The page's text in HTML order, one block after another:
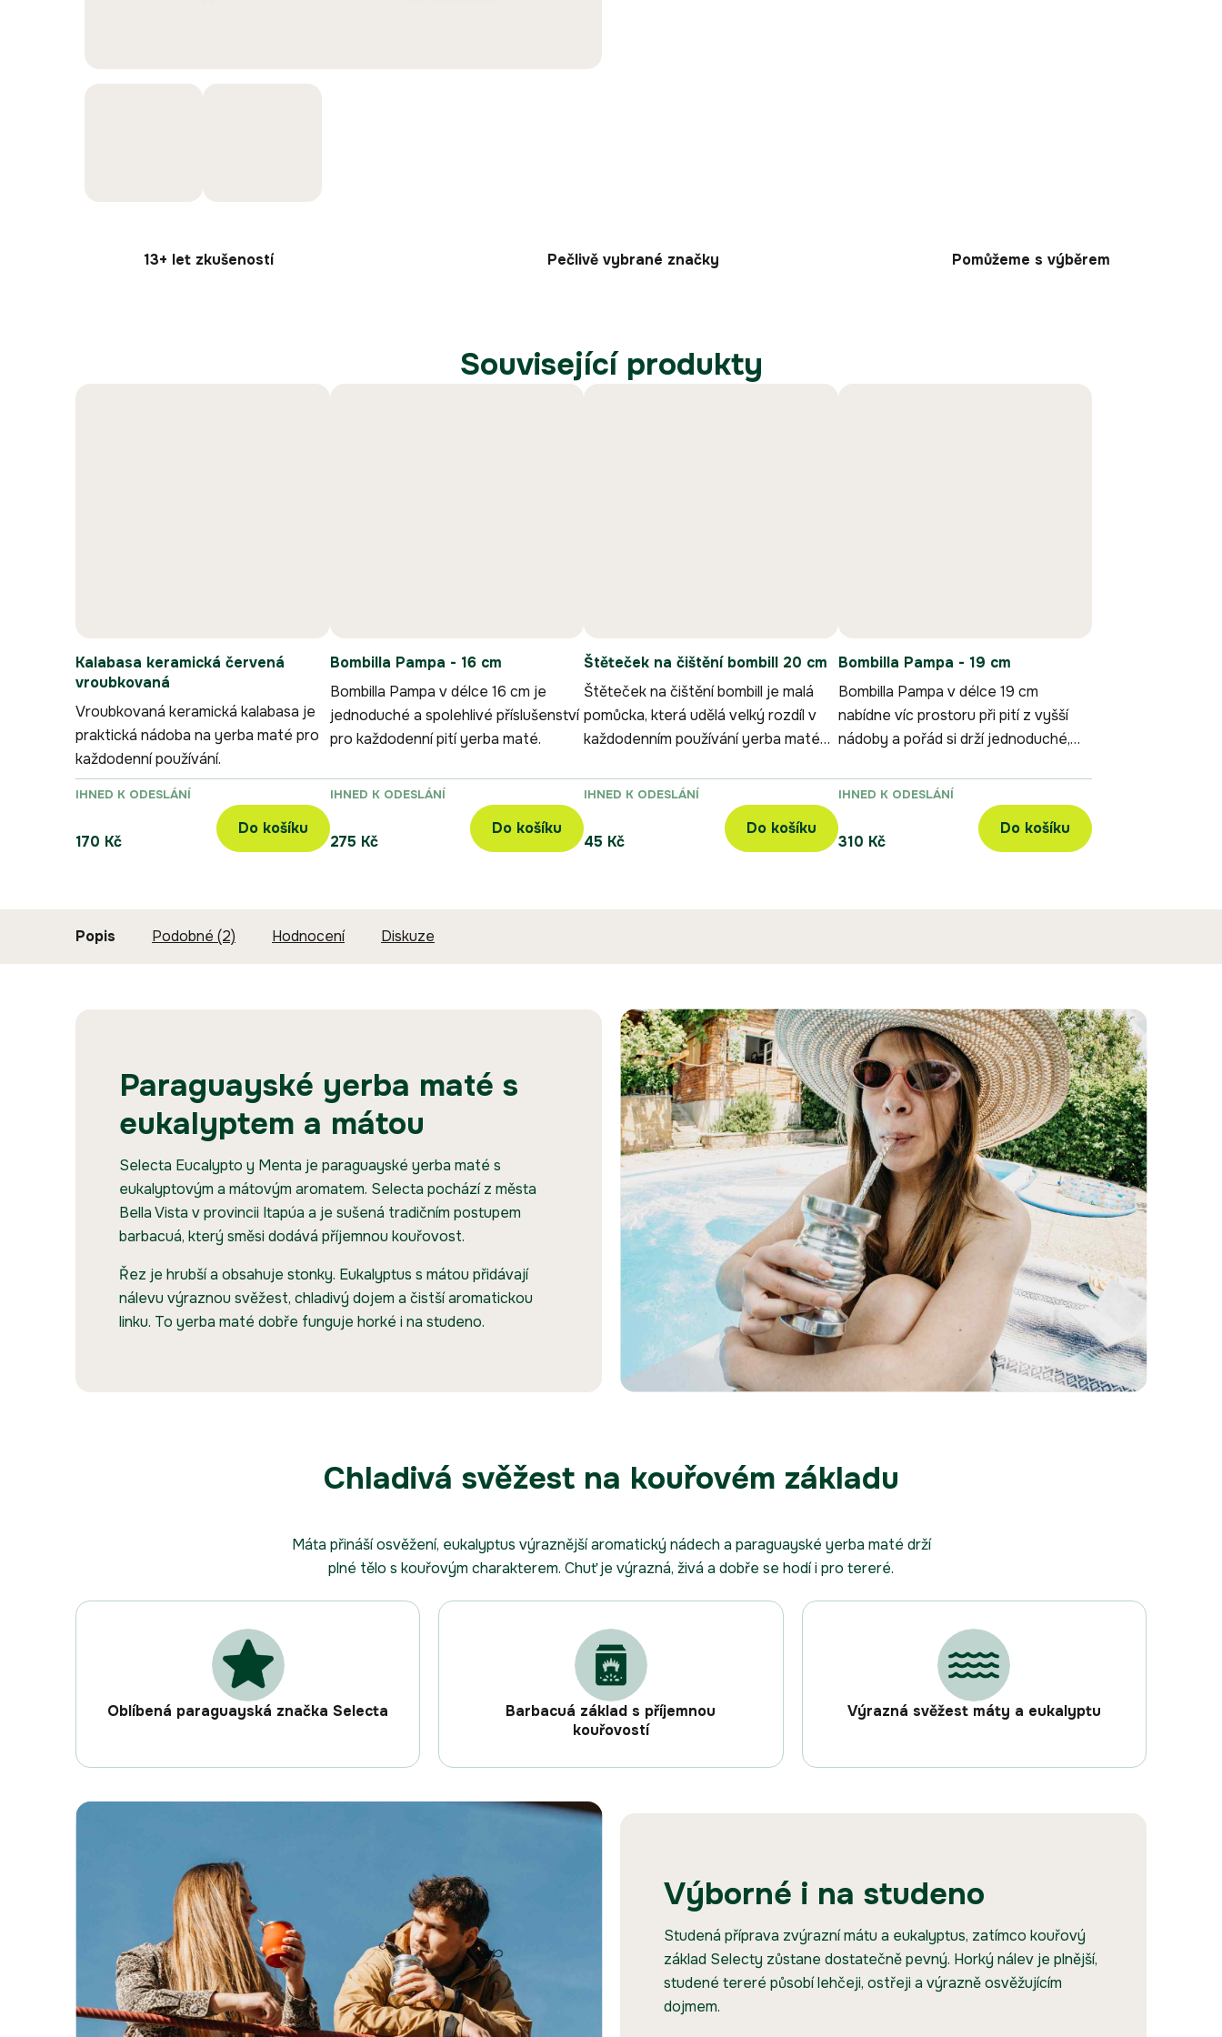
13+ let zkušeností Pečlivě vybrané značky Pomůžeme s výběrem
Související produkty
Kalabasa keramická červená
vroubkovaná
Vroubkovaná keramická kalabasa je
praktická nádoba na yerba maté pro
každodenní používání.
IHNED K ODESLÁNÍ
170 Kč
Do košíku
Bombilla Pampa - 16 cm
Bombilla Pampa v délce 16 cm je
jednoduché a spolehlivé příslušenství
pro každodenní pití yerba maté.
IHNED K ODESLÁNÍ
275 Kč
Do košíku
Štěteček na čištění bombill 20 cm
Štěteček na čištění bombill je malá
pomůcka, která udělá velký rozdíl v
každodenním používání yerba maté
IHNED K ODESLÁNÍ
45 Kč
Do košíku
Bombilla Pampa - 19 cm
Bombilla Pampa v délce 19 cm
nabídne víc prostoru při pití z vyšší
nádoby a pořád si drží jednoduché,
IHNED K ODESLÁNÍ
310 Kč
Do košíku
Popis Podobné (2) Hodnocení Diskuze
Paraguayské yerba maté s
eukalyptem a mátou
Selecta Eucalypto y Menta je paraguayské yerba maté s
eukalyptovým a mátovým aromatem. Selecta pochází z města
Bella Vista v provincii Itapúa a je sušená tradičním postupem
barbacuá, který směsi dodává příjemnou kouřovost.
Řez je hrubší a obsahuje stonky. Eukalyptus s mátou přidávají
nálevu výraznou svěžest, chladivý dojem a čistší aromatickou
linku. To yerba maté dobře funguje horké i na studeno.
Chladivá svěžest na kouřovém základu
Máta přináší osvěžení, eukalyptus výraznější aromatický nádech a paraguayské yerba maté drží
plné tělo s kouřovým charakterem. Chuť je výrazná, živá a dobře se hodí i pro tereré.
Oblíbená paraguayská značka Selecta
Barbacuá základ s příjemnou
kouřovostí
Výrazná svěžest máty a eukalyptu
Výborné i na studeno
Studená příprava zvýrazní mátu a eukalyptus, zatímco kouřový
základ Selecty zůstane dostatečně pevný. Horký nálev je plnější,
studené tereré působí lehčeji, ostřeji a výrazně osvěžujícím
dojmem.